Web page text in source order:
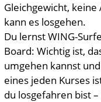
Gleichgewicht, keine
kann es losgehen.
Du lernst WING-
Board: Wichtig ist,
umgehen kannst
eines jeden Kurses
du losgefahren bist